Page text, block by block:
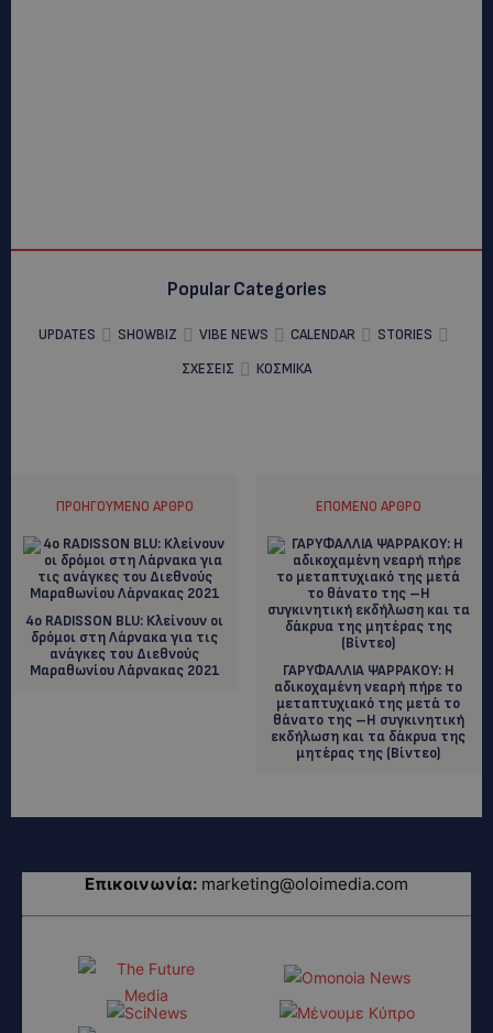
Popular Categories
UPDATES SHOWBIZ VIBE NEWS CALENDAR
STORIES
ΣΧΕΣΕΙΣ
ΚΟΣΜΙΚΑ
ΠΡΟΗΓΟΎΜΕΝΟ ΆΡΘΡΟ
4ο RADISSON BLU: Κλείνουν οι
δρόμοι στη Λάρνακα για τις
ανάγκες του Διεθνούς
Μαραθωνίου Λάρνακας 2021
ΕΠΌΜΕΝΟ ΆΡΘΡΟ
ΓΑΡΥΦΑΛΛΙΑ ΨΑΡΡΑΚΟΥ: H
αδικοχαμένη νεαρή πήρε το
μεταπτυχιακό της μετά το
θάνατο της –Η συγκινητική
εκδήλωση και τα δάκρυα της
μητέρας της (Βίντεο)
Επικοινωνία: marketing@oloimedia.com